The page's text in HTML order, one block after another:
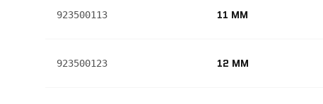
923500113 11 MM
923500123 12 MM